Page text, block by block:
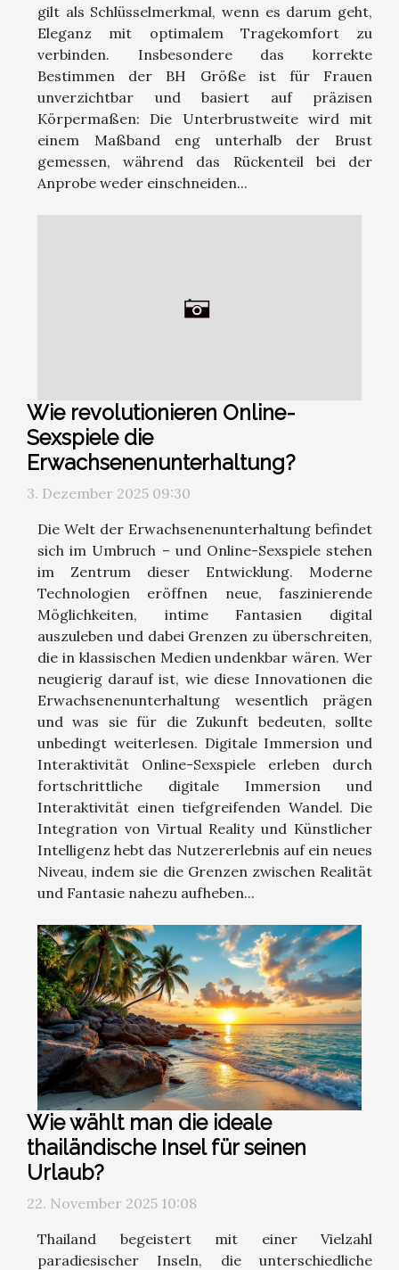
gilt als Schlüsselmerkmal, wenn es darum geht,
Eleganz mit optimalem Tragekomfort zu
verbinden. Insbesondere das korrekte
Bestimmen der BH Größe ist für Frauen
unverzichtbar und basiert auf präzisen
Körpermaßen: Die Unterbrustweite wird mit
einem Maßband eng unterhalb der Brust
gemessen, während das Rückenteil bei der
Anprobe weder einschneiden...
Wie revolutionieren Online-
Sexspiele die
Erwachsenenunterhaltung?
3. Dezember 2025 09:30
Die Welt der Erwachsenenunterhaltung befindet
sich im Umbruch – und Online-Sexspiele stehen
im Zentrum dieser Entwicklung. Moderne
Technologien eröffnen neue, faszinierende
Möglichkeiten, intime Fantasien digital
auszuleben und dabei Grenzen zu überschreiten,
die in klassischen Medien undenkbar wären. Wer
neugierig darauf ist, wie diese Innovationen die
Erwachsenenunterhaltung wesentlich prägen
und was sie für die Zukunft bedeuten, sollte
unbedingt weiterlesen. Digitale Immersion und
Interaktivität Online-Sexspiele erleben durch
fortschrittliche digitale Immersion und
Interaktivität einen tiefgreifenden Wandel. Die
Integration von Virtual Reality und Künstlicher
Intelligenz hebt das Nutzererlebnis auf ein neues
Niveau, indem sie die Grenzen zwischen Realität
und Fantasie nahezu aufheben...
Wie wählt man die ideale
thailändische Insel für seinen
Urlaub?
22. November 2025 10:08
Thailand begeistert mit einer Vielzahl
paradiesischer Inseln, die unterschiedliche